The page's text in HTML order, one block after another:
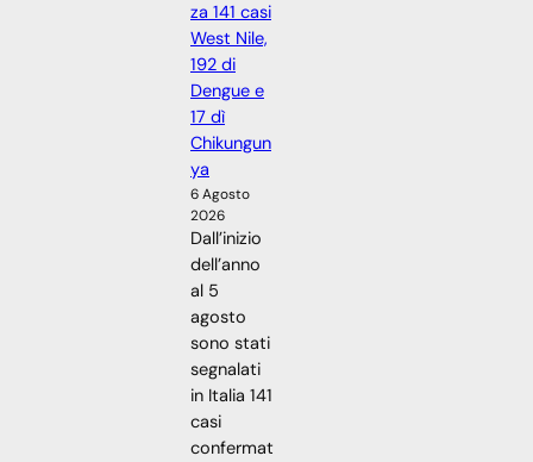
za 141 casi
West Nile,
192 di
Dengue e
17 dì
Chikungun
ya
6 Agosto
2026
Dall’inizio
dell’anno
al 5
agosto
sono stati
segnalati
in Italia 141
casi
confermat